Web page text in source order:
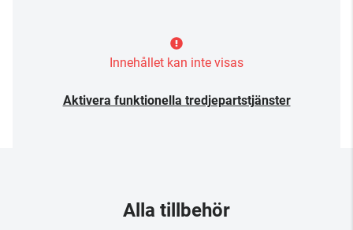
Innehållet kan inte visas
Aktivera funktionella tredjepartstjänster
Alla tillbehör